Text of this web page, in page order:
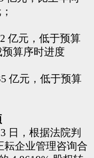
亿元，低于预算
预算序时进度
亿元，低于预算
日，根据法院判
耘企业管理咨询合